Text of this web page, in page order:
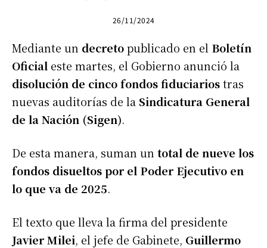
26/11/2024
Mediante un decretopublicado en el Boletín
Oficial este martes, el Gobierno anunció la
disolución de cinco fondos fiduciariostras
nuevas auditorías de la Sindicatura General
de la Nación (Sigen).
De esta manera, suman un total de nueve los
fondos disueltos por el Poder Ejecutivo en
lo que va de 2025.
El texto que lleva la firma del presidente
Javier Milei, el jefe de Gabinete, Guillermo